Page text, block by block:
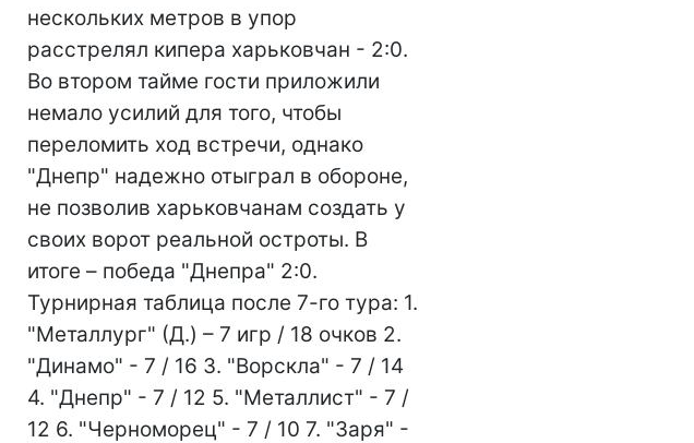
нескольких метров в упор
расстрелял кипера харьковчан - 2:0.
Во втором тайме гости приложили
немало усилий для того, чтобы
переломить ход встречи, однако
"Днепр" надежно отыграл в обороне,
не позволив харьковчанам создать у
своих ворот реальной остроты. В
итоге – победа "Днепра" 2:0.
Турнирная таблица после 7-го тура: 1.
"Металлург" (Д.) – 7 игр / 18 очков 2.
"Динамо" - 7 / 16 3. "Ворскла" - 7 / 14
4. "Днепр" - 7 / 12 5. "Металлист" - 7 /
12 6. "Черноморец" - 7 / 10 7. "Заря" -